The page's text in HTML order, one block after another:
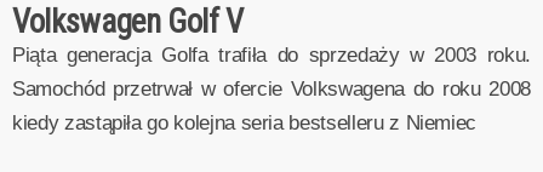
Volkswagen Golf V
Piąta generacja Golfa trafiła do sprzedaży w 2003 roku.
Samochód przetrwał w ofercie Volkswagena do roku 2008
kiedy zastąpiła go kolejna seria bestselleru z Niemiec